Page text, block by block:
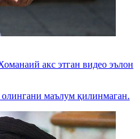
акс этган видео эълон
олингани маълум қилинмаган.